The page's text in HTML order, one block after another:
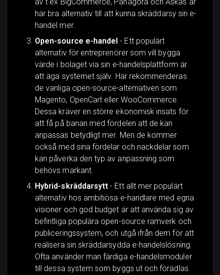
här bra alternativ till att kunna skräddarsy sin e-
handel mer.
Open-source e-handel - Ett populärt
alternativ för entreprenörer som vill bygga
värde i bolaget via sin e-handelsplattform är
att äga systemet själv. Här rekommenderas
de vanliga open-source-alternativen som
Magento, OpenCart eller WooCommerce.
Dessa kräver en större ekonomisk insats för
att få på banan med fördelen att de kan
anpassas betydligt mer. Men de kommer
också med sina fördelar och nackdelar som
kan påverka den typ av anpassning som
behövs markant.
Hybrid-skräddarsytt - Ett allt mer populärt
alternativ hos ambitiösa e-handlare med egna
visioner och god budget är att använda sig av
befintliga populära open-source ramverk och
publiceringssystem, och utgå ifrån dem för att
realisera sin skräddarsydda e-handelslösning.
Ofta använder man färdiga e-handelsmoduler
till dessa system som byggs ut och förädlas